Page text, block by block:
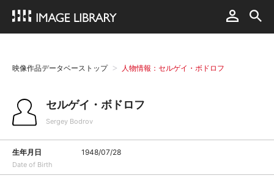
映像作品データベーストップ 人物情報：セルゲイ・ボドロフ
セルゲイ・ボドロフ
Sergey Bodrov
生年月日
Date of Birth
1948/07/28